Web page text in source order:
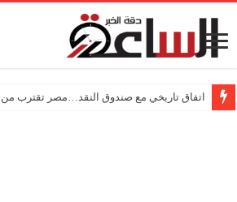
اتفاق تاريخي مع صندوق النقد…مصر تقترب من صرف 2.7 مليار دولار بعد إتمام